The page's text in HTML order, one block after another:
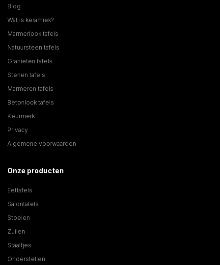
Blog
Wat is keramiek?
Marmerlook tafels
Natuursteen tafels
Granieten tafels
Stenen tafels
Marmeren tafels
Betonlook tafels
Keurmerk
Privacy
Algemene voorwaarden
Onze producten
Eettafels
Salontafels
Stoelen
Zuilen
Staaltjes
Onderstellen